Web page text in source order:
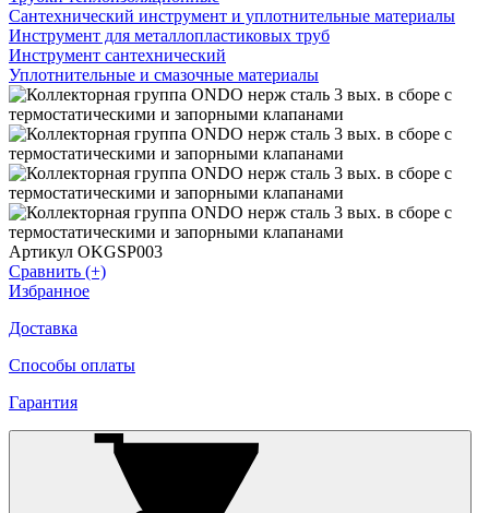
Сантехнический инструмент и уплотнительные материалы
Инструмент для металлопластиковых труб
Инструмент сантехнический
Уплотнительные и смазочные материалы
Артикул OKGSP003
Сравнить (+)
Избранное
Доставка
Способы оплаты
Гарантия